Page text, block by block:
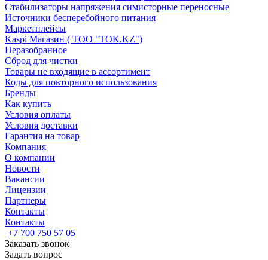
Стабилизаторы напряжения симисторные переносные
Источники бесперебойного питания
Маркетплейсы
Kaspi Магазин ( ТОО "TOK.KZ")
Неразобранное
Сброд для чистки
Товары не входящие в ассортимент
Коды для повторного использования
Бренды
Как купить
Условия оплаты
Условия доставки
Гарантия на товар
Компания
О компании
Новости
Вакансии
Лицензии
Партнеры
Контакты
Контакты
+7 700 750 57 05
Заказать звонок
Задать вопрос